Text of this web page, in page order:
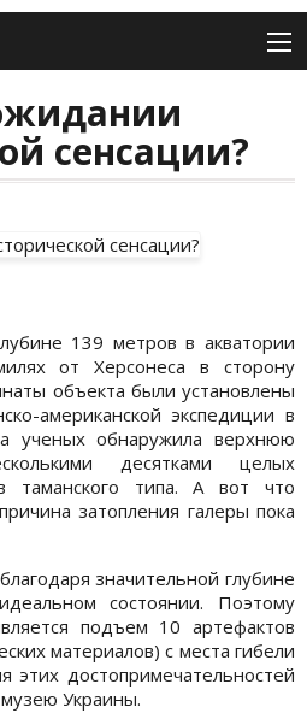
сенсации?
139 метров в акватории
от Херсонеса в сторону
объекта были установлены
американской экспедиции в
ученых обнаружила верхнюю
десятками целых
таманского типа. А вот что
затопления галеры пока
значительной глубине
состоянии. Поэтому
подъем 10 артефактов
материалов) с места гибели
этих достопримечательностей
Украины.